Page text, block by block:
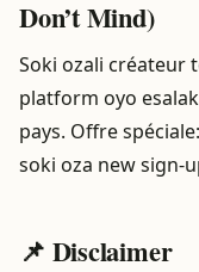
Don’t Mind)
Soki ozali créateur
platform oyo
pays. Offre
soki oza new
📌 Disclaimer